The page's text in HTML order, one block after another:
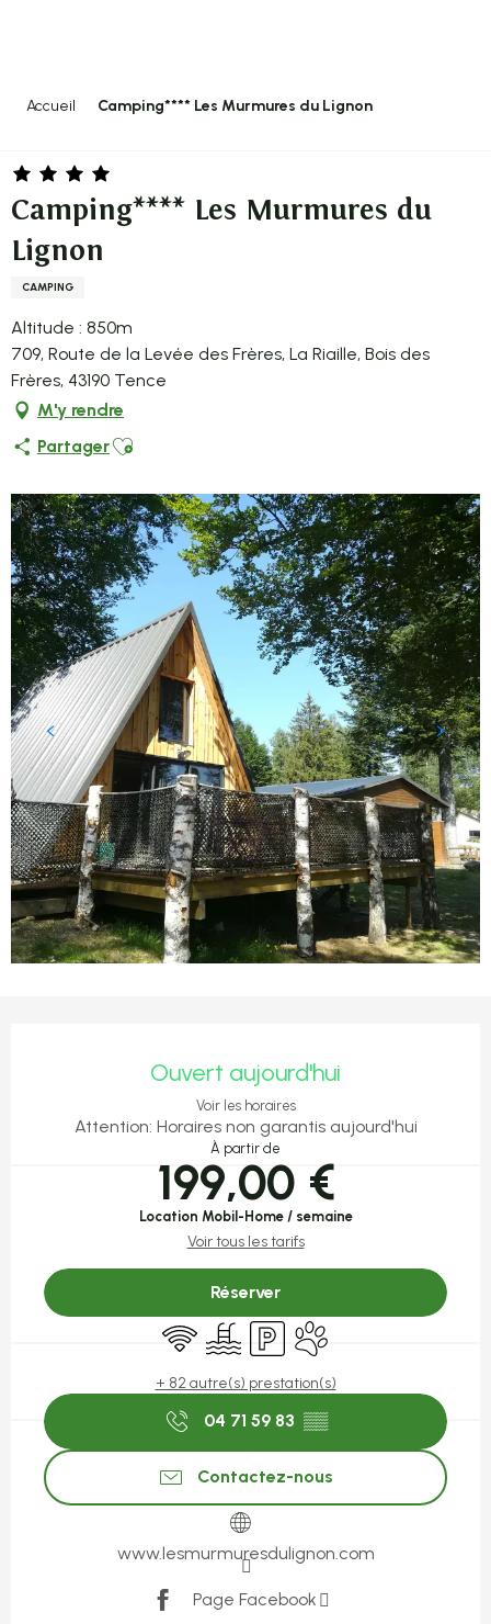
Accueil Camping**** Les Murmures du Lignon
Camping**** Les Murmures du
Lignon
CAMPING
Altitude : 850m
709, Route de la Levée des Frères, La Riaille, Bois des
Frères, 43190 Tence
M'y rendre
PartagerAjouter aux favoris
Ouvert aujourd'hui
Voir les horaires
Attention: Horaires non garantis aujourd'hui
À partir de
199,00 €
Location Mobil-Home / semaine
Voir tous les tarifs
Réserver
WiFi
PiscineParkingAnimaux acceptés
+ 82 autre(s) prestation(s)
04 71 59 83 ▒▒
Contactez-nous
www.lesmurmuresdulignon.com
Page Facebook